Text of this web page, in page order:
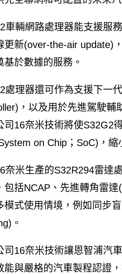
車輛網路處理器能支援服
更新(over-the-air update)
基於數據的服務。
處理器還可作為支援下一
，以及用於先進駕駛輔
司16奈米技術將使S32G2
on Chip；SoC)，縮
奈米生產的S32R294雷達
包括NCAP、先進轉角雷
模式使用情境，例如同步
。
司16奈米技術讓恩智浦汽
能與嚴格的汽車製程認證